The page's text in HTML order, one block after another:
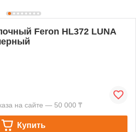
Feron HL372 LUNA
на сайте — 50 000 ₸
Купить